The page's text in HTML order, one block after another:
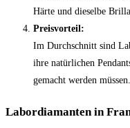
Härte und dieselbe
Preisvorteil:
Im Durchschnitt sind
ihre natürlichen
gemacht werden müssen.
Labordiamanten in